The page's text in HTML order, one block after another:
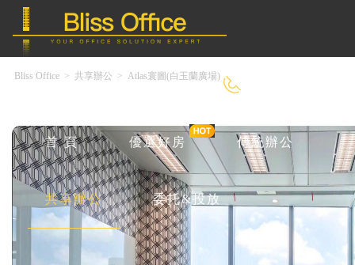
首 頁 優選好房 傳統辦公
共享辦公 委托&投放
Bliss Office > 共享辦公 > Atlas寰圖(白玉蘭廣場)